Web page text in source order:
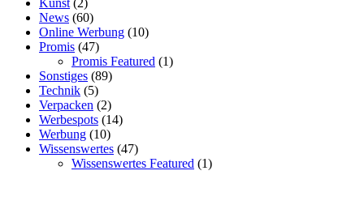
Kunst(2)
News (60)
Online Werbung (10)
Promis (47)
Promis Featured (1)
Sonstiges (89)
Technik (5)
Verpacken (2)
Werbespots (14)
Werbung (10)
Wissenswertes (47)
Wissenswertes Featured (1)